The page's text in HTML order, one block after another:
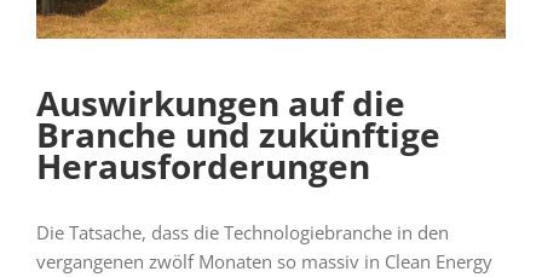
Auswirkungen auf die
Branche und zukünftige
Herausforderungen
Die Tatsache, dass die Technologiebranche in den
vergangenen zwölf Monaten so massiv in Clean Energy